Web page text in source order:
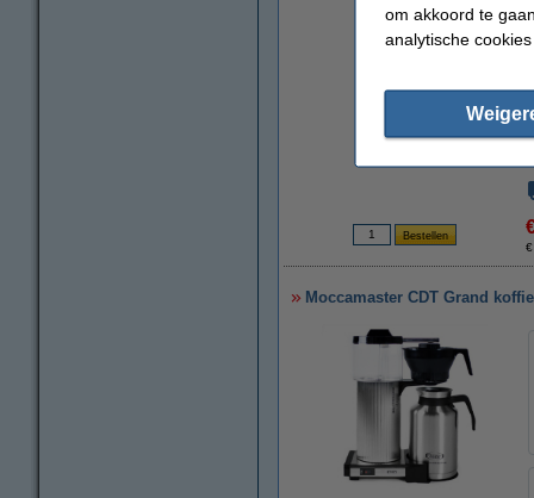
Moccamaster CDT Grand
om akkoord te
analytische